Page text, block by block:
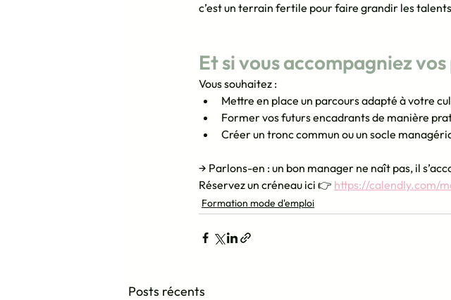
c’est un terrain fertile pour faire grandir les
Et si vous accompagniez
Vous souhaitez :
Mettre en place un parcours adapté à votre
Former vos futurs encadrants de manière
Créer un tronc commun ou un socle
→ Parlons-en : un bon manager ne naît pas, il
Réservez un créneau ici 👉 https://calendly.com/
Formation mode d'emploi
Posts récents